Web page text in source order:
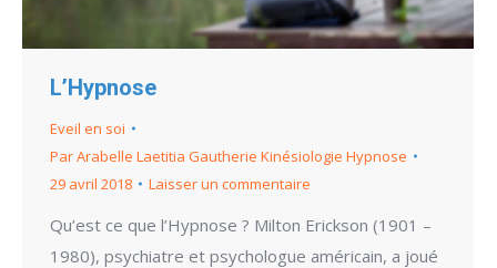
L’Hypnose
Eveil en soi
ParArabelle Laetitia Gautherie Kinésiologie Hypnose
29 avril 2018
Laisser un commentaire
Qu’est ce que l’Hypnose ? Milton Erickson (1901 –
1980), psychiatre et psychologue américain, a joué